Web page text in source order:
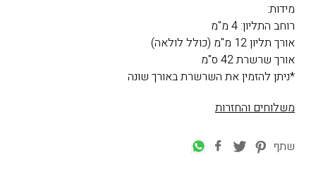
מידות:
רוחב התליון: 4 מ"מ
אורך תליון 12 מ"מ (כולל לולאה)
אורך שרשרת 42 ס"מ
*ניתן להזמין את השרשרת באורך שונה
משלוחים והחזרות
שתף